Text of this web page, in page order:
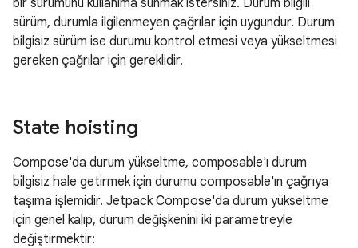
bir sürümünü kullanıma sunmak istersiniz. Durum bilgili
sürüm, durumla ilgilenmeyen çağrılar için uygundur. Durum
bilgisiz sürüm ise durumu kontrol etmesi veya yükseltmesi
gereken çağrılar için gereklidir.
State hoisting
Compose'da durum yükseltme, composable'ı durum
bilgisiz hale getirmek için durumu composable'ın çağrıya
taşıma işlemidir. Jetpack Compose'da durum yükseltme
için genel kalıp, durum değişkenini iki parametreyle
değiştirmektir: